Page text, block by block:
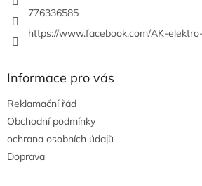
y
v
776336585
https://www.facebook.com/AK-
Informace pro vás
Reklamační řád
Obchodní podmínky
ochrana osobních údajů
Doprava